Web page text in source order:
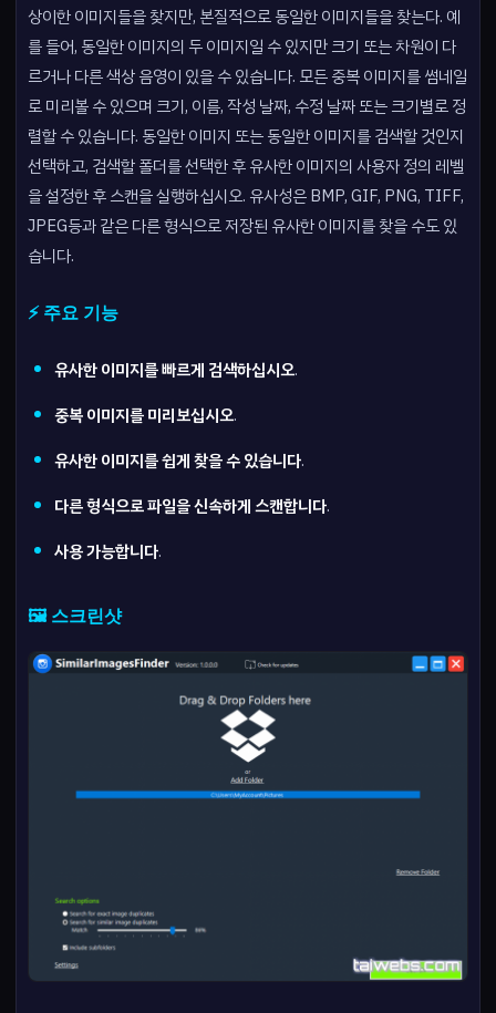
상이한 이미지들을 찾지만, 본질적으로 동일한 이미지들을 찾는다. 예
를 들어, 동일한 이미지의 두 이미지일 수 있지만 크기 또는 차원이 다
르거나 다른 색상 음영이 있을 수 있습니다. 모든 중복 이미지를 썸네일
로 미리볼 수 있으며 크기, 이름, 작성 날짜, 수정 날짜 또는 크기별로 정
렬할 수 있습니다. 동일한 이미지 또는 동일한 이미지를 검색할 것인지
선택하고, 검색할 폴더를 선택한 후 유사한 이미지의 사용자 정의 레벨
을 설정한 후 스캔을 실행하십시오. 유사성은 BMP, GIF, PNG, TIFF,
JPEG등과 같은 다른 형식으로 저장된 유사한 이미지를 찾을 수도 있
습니다.
⚡ 주요 기능
유사한 이미지를 빠르게 검색하십시오.
중복 이미지를 미리보십시오.
유사한 이미지를 쉽게 찾을 수 있습니다.
다른 형식으로 파일을 신속하게 스캔합니다.
사용 가능합니다.
🖼️ 스크린샷